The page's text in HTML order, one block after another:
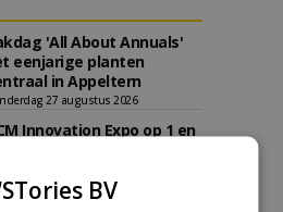
'All About Annuals'
eenjarige planten
in Appeltern
27 augustus 2026
Innovation Expo op 1 en
woensdag 2 september 2026
BV